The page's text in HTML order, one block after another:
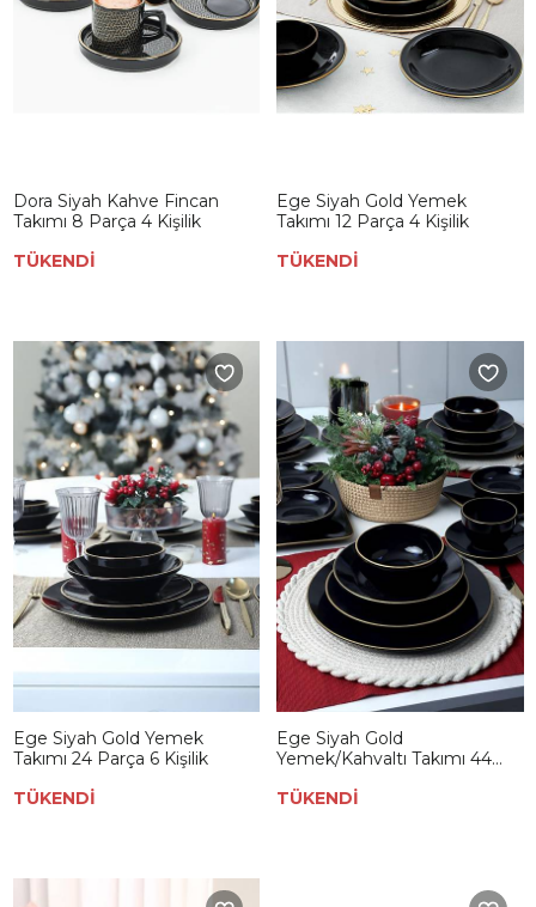
Dora Siyah Kahve Fincan
Takımı 8 Parça 4 Kişilik
TÜKENDİ
Ege Siyah Gold Yemek
Takımı 12 Parça 4 Kişilik
TÜKENDİ
Ege Siyah Gold Yemek
Takımı 24 Parça 6 Kişilik
TÜKENDİ
Ege Siyah Gold
Yemek/Kahvaltı Takımı 44
TÜKENDİ